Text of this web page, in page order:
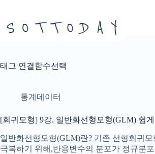
으
뛰
태그 연결함수선택
통계데이터
[회귀모형] 9강. 일반화선형모형(GLM) 쉽게
일반화선형모형(GLM)란? 기존 선형회귀
극복하기 위해,반응변수의 분포가 정규분